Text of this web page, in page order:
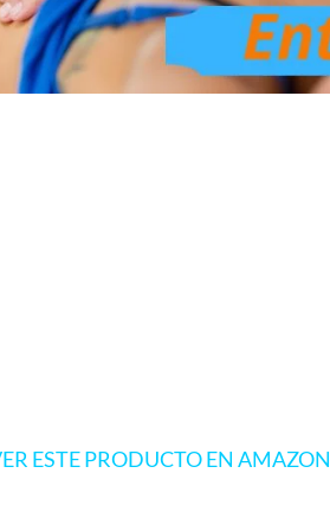
ESTE PRODUCTO EN AMAZON